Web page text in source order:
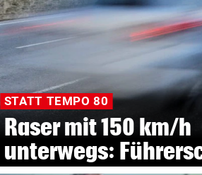
STATT TEMPO 80
Raser mit 150 km/h
unterwegs: